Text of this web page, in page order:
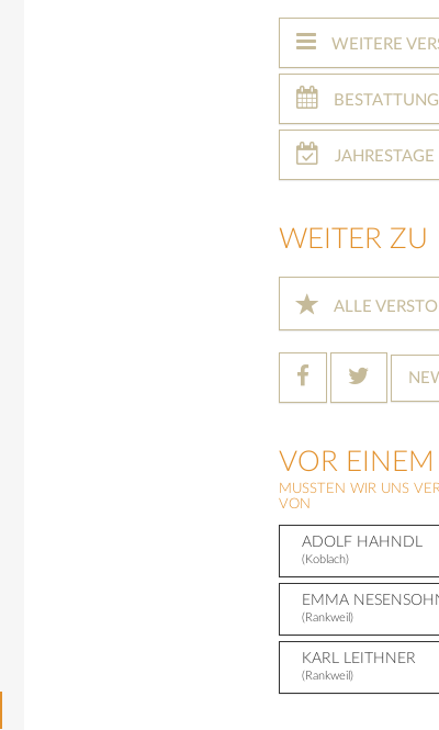
WEITERE
JAHRESTAGE
WEITER ZU
ALLE
VOR EINEM
MUSSTEN WIR UNS
VON
ADOLF HAHNDL
(Koblach)
EMMA
(Rankweil)
KARL LEITHNER
(Rankweil)